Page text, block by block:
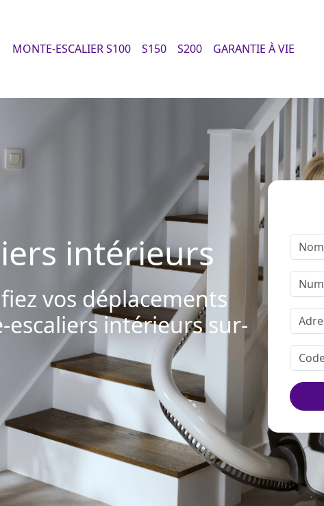
MONTE-ESCALIER S100 S150 S200 GARANTIE À VIE
intérieurs
vos déplacements
escaliers intérieurs sur-